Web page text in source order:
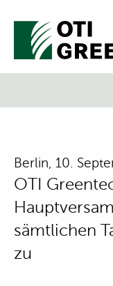
Berlin, 10.
OTI
sämtlichen
zu